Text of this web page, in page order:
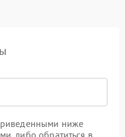
ниже
либо обратиться в